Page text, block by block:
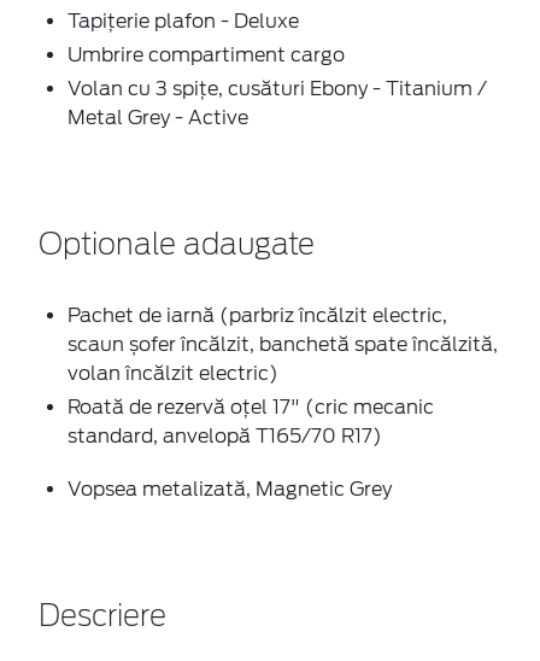
Tapițerie plafon - Deluxe
Umbrire compartiment cargo
Volan cu 3 spițe, cusături Ebony - Titanium /
Metal Grey - Active
Optionale adaugate
Pachet de iarnă (parbriz încălzit electric,
scaun șofer încălzit, banchetă spate încălzită,
volan încălzit electric)
Roată de rezervă oțel 17" (cric mecanic
standard, anvelopă T165/70 R17)
Vopsea metalizată, Magnetic Grey
Descriere